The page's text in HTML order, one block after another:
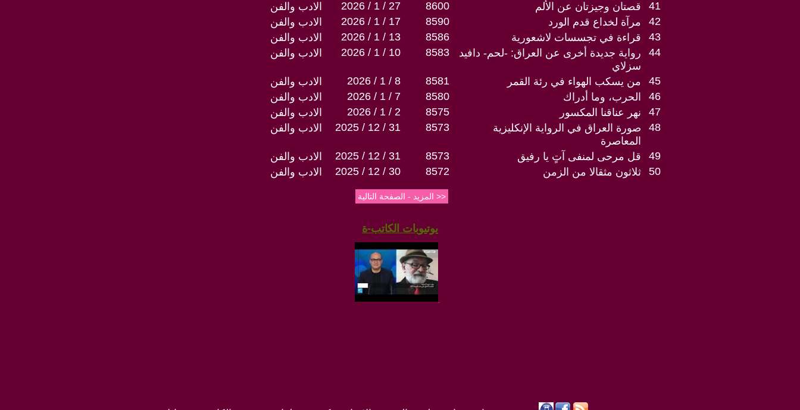
الادب والفن
2026 / 1 / 27 8600 قصتان وجيزتان عن الألم
41
الادب والفن
2026 / 1 / 17 8590 مرآة لخداع قدم الورد
42
الادب والفن
2026 / 1 / 13 8586 قراءة في تجسسات لاشعورية
43
الادب والفن
2026 / 1 / 10 8583
رواية جديدة أخرى عن العراق: -لحم- دافيد
سزلاي
44
الادب والفن 2026 / 1 / 8 8581 من يسكب الهواء في رئة القمر
45
الادب والفن
2026 / 1 / 7 8580 الحرب، وما أدراك
46
الادب والفن
2026 / 1 / 2 8575 نهر عناقنا المكسور
47
الادب والفن
2025 / 12 / 31 8573
صورة العراق في الرواية الإنكليزية
المعاصرة
48
الادب والفن 2025 / 12 / 31 8573 قل مرحى لمنفى آتٍ يا رفيق
49
الادب والفن
2025 / 12 / 30 8572 ثلاثون مثقالا من الزمن 50
يوتيوبات الكاتب-ة